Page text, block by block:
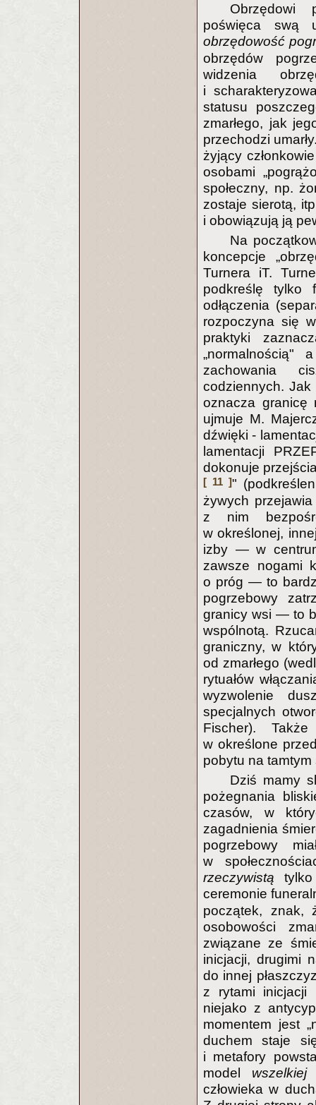
Obrzędowi
poświęca swą
obrzędowość
obrzędów
widzenia
i
statusu
zmarłego, jak
przechodzi
żyjący
osobami
społeczny, np.
zostaje sierotą,
i obowiązują ją
Na
koncepcje
Turnera iT.
podkreślę tylko
odłączenia
rozpoczyna się
praktyki
„normalnością"
zachowania
codziennych.
oznacza granicę
ujmuje M.
dźwięki -
lamentacji
dokonuje
[ 11 ]"
żywych
z nim
w określonej,
izby — w
zawsze nogami
o próg — to
pogrzebowy
granicy wsi — to
wspólnotą.
graniczny, w
od zmarłego
rytuałów
wyzwolenie
specjalnych
Fischer).
w określone
pobytu na tamtym
Dziś mamy
pożegnania
czasów, w
zagadnienia
pogrzebowy
w
rzeczywistą
ceremonie
początek, znak,
osobowości
związane ze
inicjacji, drugimi
do innej
z rytami inicjacji
niejako z
momentem jest
duchem staje
i metafory
model wszelkiej
człowieka w